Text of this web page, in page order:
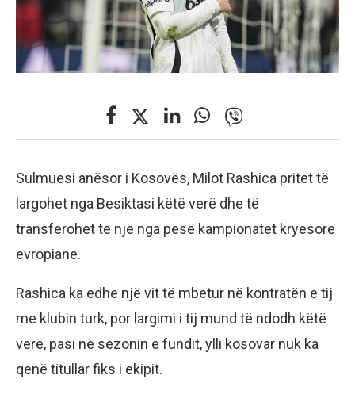
Sulmuesi anësor i Kosovës, Milot Rashica pritet të
largohet nga Besiktasi këtë verë dhe të
transferohet te një nga pesë kampionatet kryesore
evropiane.
Rashica ka edhe një vit të mbetur në kontratën e tij
me klubin turk, por largimi i tij mund të ndodh këtë
verë, pasi në sezonin e fundit, ylli kosovar nuk ka
qenë titullar fiks i ekipit.